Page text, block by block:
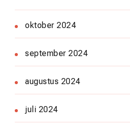
oktober 2024
september 2024
augustus 2024
juli 2024